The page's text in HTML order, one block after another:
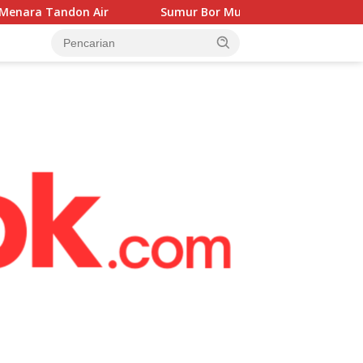
Sumur Bor Mulai Dikerjakan, Babinsa Hadir Kawal